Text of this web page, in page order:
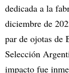
dedicada a la
diciembre de
par de ojotas de
Selección
impacto fue